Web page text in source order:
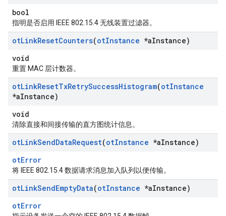
bool
指明是否启用 IEEE 802.15.4 无线装置过滤器。
otLinkResetCounters(otInstance *aInstance)
void
重置 MAC 层计数器。
otLinkResetTxRetrySuccessHistogram(otInstance
*aInstance)
void
清除直接和间接传输的直方图统计信息。
otLinkSendDataRequest(otInstance *aInstance)
otError
将 IEEE 802.15.4 数据请求消息加入队列以便传输。
otLinkSendEmptyData(otInstance *aInstance)
otError